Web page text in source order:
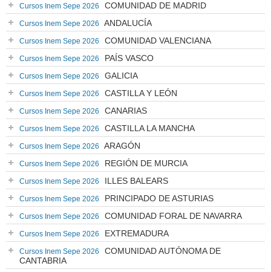
Cursos Inem Sepe 2026 COMUNIDAD DE MADRID
Cursos Inem Sepe 2026 ANDALUCÍA
Cursos Inem Sepe 2026 COMUNIDAD VALENCIANA
Cursos Inem Sepe 2026 PAÍS VASCO
Cursos Inem Sepe 2026 GALICIA
Cursos Inem Sepe 2026 CASTILLA Y LEÓN
Cursos Inem Sepe 2026 CANARIAS
Cursos Inem Sepe 2026 CASTILLA LA MANCHA
Cursos Inem Sepe 2026 ARAGÓN
Cursos Inem Sepe 2026 REGIÓN DE MURCIA
Cursos Inem Sepe 2026 ILLES BALEARS
Cursos Inem Sepe 2026 PRINCIPADO DE ASTURIAS
Cursos Inem Sepe 2026 COMUNIDAD FORAL DE NAVARRA
Cursos Inem Sepe 2026 EXTREMADURA
Cursos Inem Sepe 2026
COMUNIDAD AUTÓNOMA DE
CANTABRIA